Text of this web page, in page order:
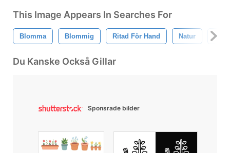
This Image Appears In Searches For
Blomma Blommig Ritad För Hand Natur Växt
Du Kanske Också Gillar
Sponsrade bilder